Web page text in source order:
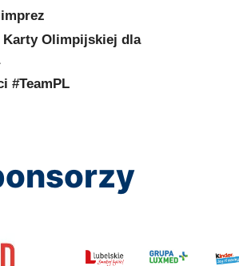
Karty Olimpijskiej dla
#TeamPL